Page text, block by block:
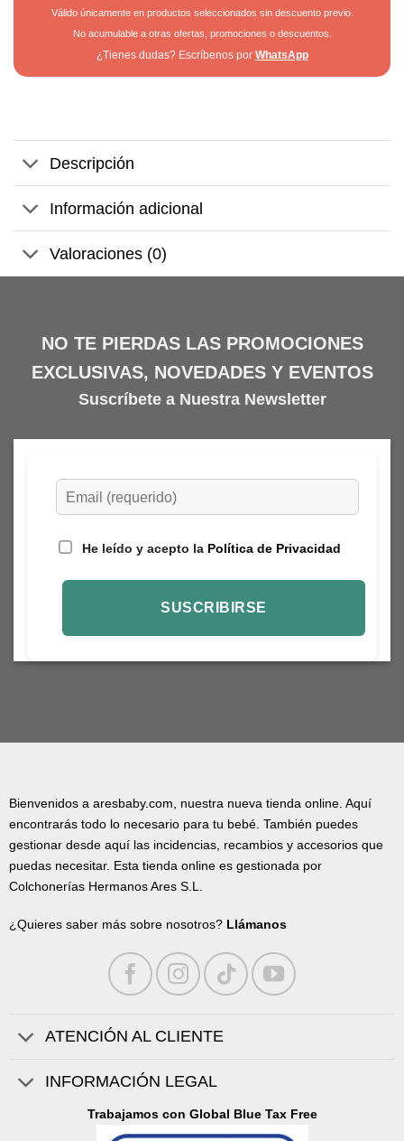
Válido únicamente en productos seleccionados sin descuento previo.
No acumulable a otras ofertas, promociones o descuentos.
¿Tienes dudas? Escríbenos por WhatsApp
Descripción
Información adicional
Valoraciones (0)
NO TE PIERDAS LAS PROMOCIONES
EXCLUSIVAS, NOVEDADES Y EVENTOS
Suscríbete a Nuestra Newsletter
He leído y acepto la Política de Privacidad
Bienvenidos a aresbaby.com, nuestra nueva tienda online. Aquí
encontrarás todo lo necesario para tu bebé. También puedes
gestionar desde aquí las incidencias, recambios y accesorios que
puedas necesitar. Esta tienda online es gestionada por
Colchonerías Hermanos Ares S.L.
¿Quieres saber más sobre nosotros? Llámanos
ATENCIÓN AL CLIENTE
INFORMACIÓN LEGAL
Trabajamos con Global Blue Tax Free